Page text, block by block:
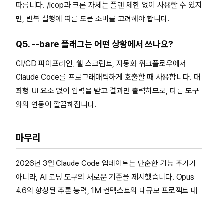
따릅니다. /loop과 크론 자체는 플랜 제한 없이 사용할 수 있지
만, 반복 실행에 따른 토큰 소비를 고려해야 합니다.
Q5. --bare 플래그는 어떤 상황에서 쓰나요?
CI/CD 파이프라인, 쉘 스크립트, 자동화 워크플로우에서
Claude Code를 프로그래매틱하게 호출할 때 사용합니다. 대
화형 UI 요소 없이 입력을 받고 결과만 출력하므로, 다른 도구
와의 연동이 깔끔해집니다.
마무리
2026년 3월 Claude Code 업데이트는 단순한 기능 추가가
아니라, AI 코딩 도구의 새로운 기준을 제시했습니다. Opus
4.6의 향상된 추론 능력, 1M 컨텍스트의 대규모 프로젝트 대